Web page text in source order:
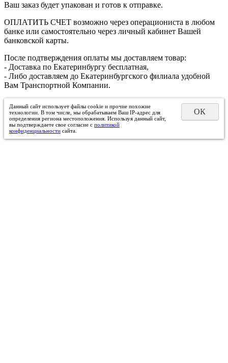
Ваш заказ будет упакован и готов к отправке.
ОПЛАТИТЬ СЧЕТ возможно через операциониста в любом
банке или самостоятельно через личный кабинет Вашей
банковской карты.
После подтверждения оплаты мы доставляем товар:
- Доставка по Екатеринбургу бесплатная,
- Либо доставляем до Екатеринбургского филиала удобной
Вам Транспортной Компании.
Данный сайт использует файлы cookie и прочие похожие
технологии. В том числе, мы обрабатываем Ваш IP-адрес для
определения региона местоположения. Используя данный сайт,
вы подтверждаете свое согласие с политикой
конфиденциальности сайта.
ОК